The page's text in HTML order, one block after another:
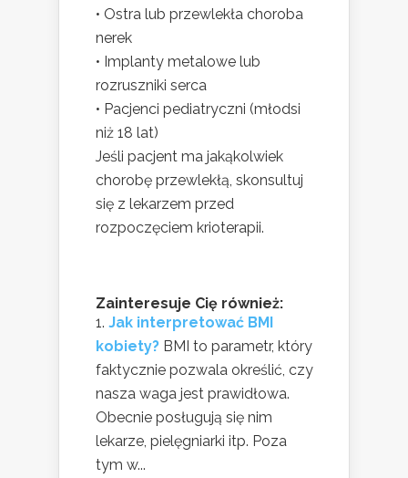
• Ostra lub przewlekła choroba
nerek
• Implanty metalowe lub
rozruszniki serca
• Pacjenci pediatryczni (młodsi
niż 18 lat)
Jeśli pacjent ma jakąkolwiek
chorobę przewlekłą, skonsultuj
się z lekarzem przed
rozpoczęciem krioterapii.
Zainteresuje Cię również:
Jak interpretować BMI
kobiety? BMI to parametr, który
faktycznie pozwala określić, czy
nasza waga jest prawidłowa.
Obecnie posługują się nim
lekarze, pielęgniarki itp. Poza
tym w...